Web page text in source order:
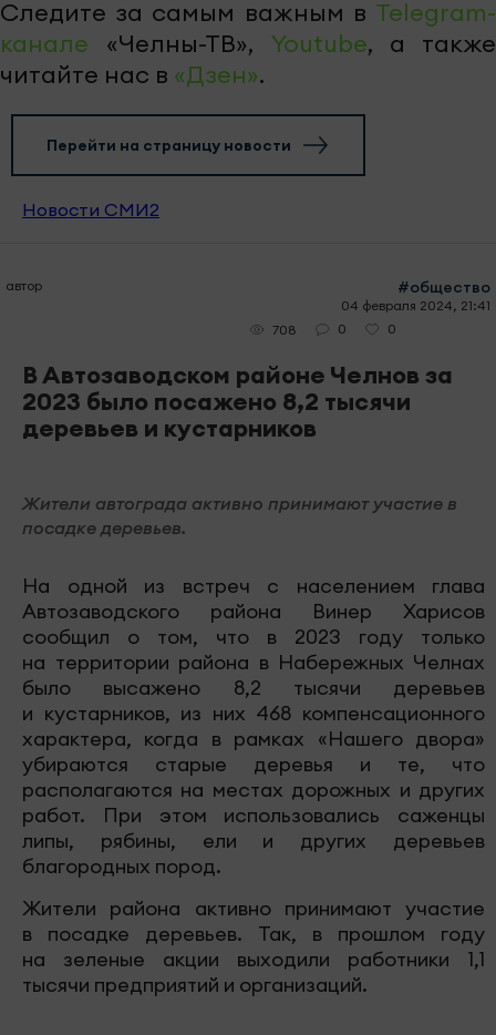
Следите за самым важным в Telegram-
канале «Челны-ТВ», Youtube, а также
читайте нас в «Дзен».
Перейти на страницу новости
Новости СМИ2
автор #общество
04 февраля 2024, 21:41
708
0 0
В Автозаводском районе Челнов за
2023 было посажено 8,2 тысячи
деревьев и кустарников
Жители автограда активно принимают участие в
посадке деревьев.
На одной из встреч с населением глава
Автозаводского района Винер Харисов
сообщил о том, что в 2023 году только
на территории района в Набережных Челнах
было высажено 8,2 тысячи деревьев
и кустарников, из них 468 компенсационного
характера, когда в рамках «Нашего двора»
убираются старые деревья и те, что
располагаются на местах дорожных и других
работ. При этом использовались саженцы
липы, рябины, ели и других деревьев
благородных пород.
Жители района активно принимают участие
в посадке деревьев. Так, в прошлом году
на зеленые акции выходили работники 1,1
тысячи предприятий и организаций.